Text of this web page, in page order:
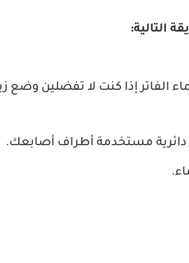
التالية:
الفاتر إذا كنت لا تفضلين وضع
مستخدمة أطراف أصابعك.